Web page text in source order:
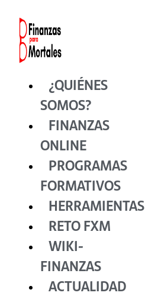
contenido
¿QUIÉNES
SOMOS?
FINANZAS
ONLINE
PROGRAMAS
FORMATIVOS
HERRAMIENTAS
RETO FXM
WIKI-
FINANZAS
ACTUALIDAD